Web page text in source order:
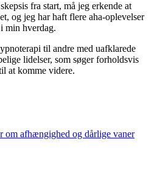
fra start, må jeg erkende at
og jeg har haft flere aha-oplevelser
min hverdag.
til andre med uafklarede
lidelser, som søger forholdsvis
at komme videre.
om afhængighed og dårlige vaner